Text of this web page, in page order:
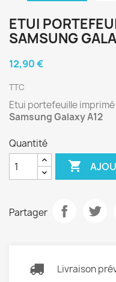
ETUI
SAMSUNG
12,90 €
TTC
Etui portefeuille
Samsung Galaxy A12
Quantité

Partager
Livraison